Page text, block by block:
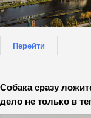
Перейти
Собака сразу
дело не только в